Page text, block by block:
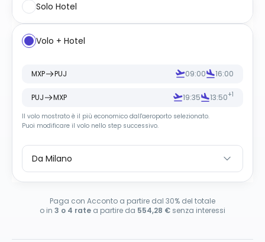
Solo Hotel
Volo + Hotel
MXP PUJ 09:00 16:00
PUJ MXP 19:35 13:50+1
Il volo mostrato è il più economico dall'aeroporto selezionato.
Puoi modificare il volo nello step successivo.
Da Milano
Paga con Acconto a partire dal 30% del totale
o in 3 o 4 rate a partire da 554,28 € senza interessi